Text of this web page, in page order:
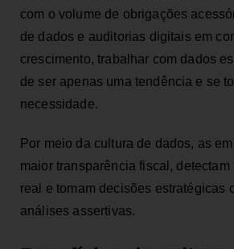
com o volume de obrigações
de dados e auditorias digitais em
crescimento, trabalhar com dados
de ser apenas uma tendência e se
necessidade.
Por meio da cultura de dados, as
maior transparência fiscal, detectam
real e tomam decisões estratégicas
análises assertivas.